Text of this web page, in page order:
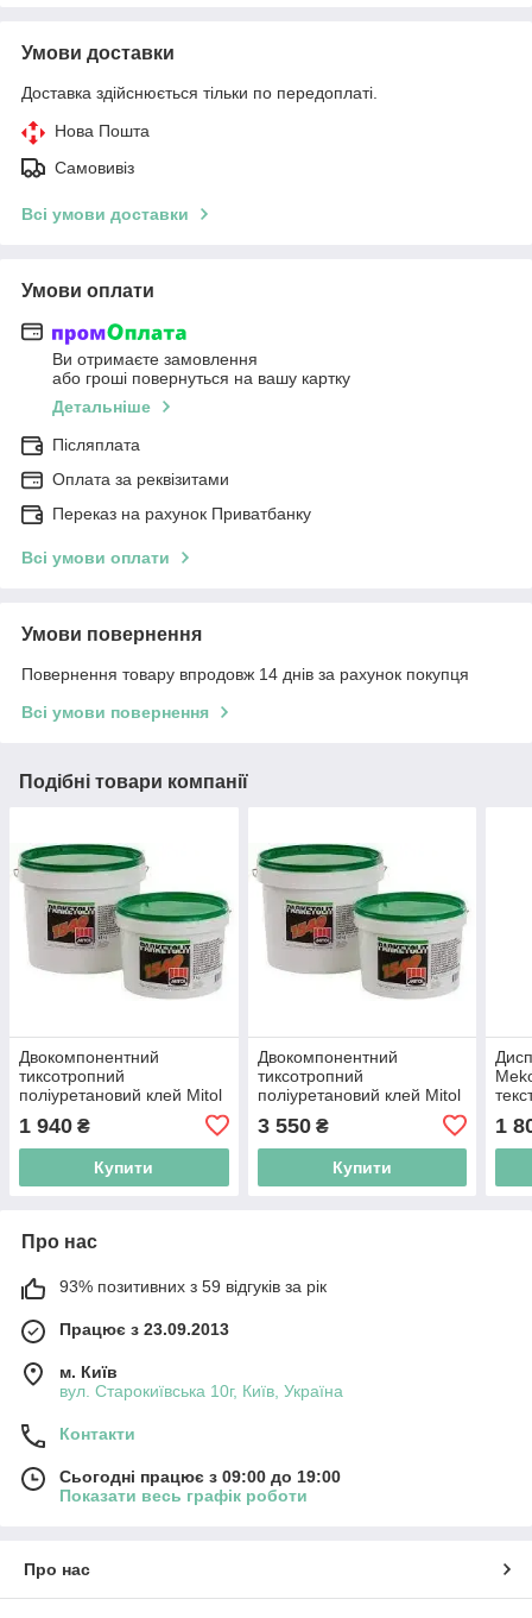
Умови доставки
Доставка здійснюється тільки по передоплаті.
Нова Пошта
Самовивіз
Всі умови доставки
Умови оплати
Ви отримаєте замовлення
або гроші повернуться на вашу картку
Детальніше
Післяплата
Оплата за реквізитами
Переказ на рахунок Приватбанку
Всі умови оплати
Умови повернення
Повернення товару впродовж 14 днів за рахунок покупця
Всі умови повернення
Подібні товари компанії
Двокомпонентний
тиксотропний
поліуретановий клей Mitol
розчинників ( 7 кг )
1 940 ₴
Купити
Двокомпонентний
тиксотропний
поліуретановий клей Mitol
розчинників ( 14 кг )
3 550₴
Купити
1
Про нас
93% позитивних з 59 відгуків за рік
Працює з 23.09.2013
м. Київ
вул. Старокиївська 10г, Київ, Україна
Контакти
Сьогодні працює з 09:00 до 19:00
Показати весь графік роботи
Про нас